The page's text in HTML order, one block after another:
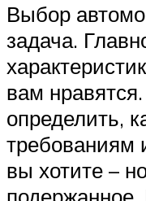
Выбор
задача.
вам
определить,
требованиям
вы хотите –